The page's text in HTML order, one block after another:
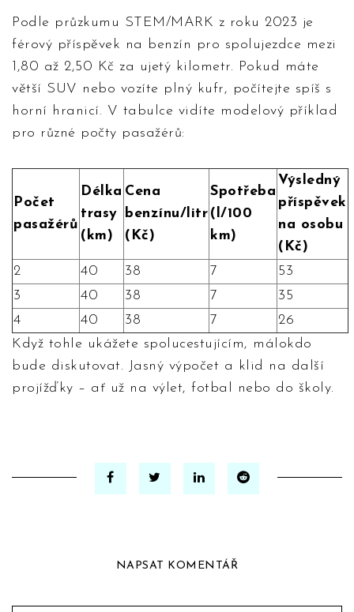
Podle průzkumu STEM/MARK z roku 2023 je
férový příspěvek na benzín pro spolujezdce mezi
1,80 až 2,50 Kč za ujetý kilometr. Pokud máte
větší SUV nebo vozíte plný kufr, počítejte spíš s
horní hranicí. V tabulce vidíte modelový příklad
pro různé počty pasažérů:
Počet
pasažérů
Délka
trasy
(km)
Cena
benzínu/litr
(Kč)
Spotřeba
(l/100
km)
Výsledný
příspěvek
na osobu
(Kč)
2
40 38 7
53
3
40 38 7
35
4
40 38 7
26
Když tohle ukážete spolucestujícím, málokdo
bude diskutovat. Jasný výpočet a klid na další
projížďky – ať už na výlet, fotbal nebo do školy.
NAPSAT KOMENTÁŘ